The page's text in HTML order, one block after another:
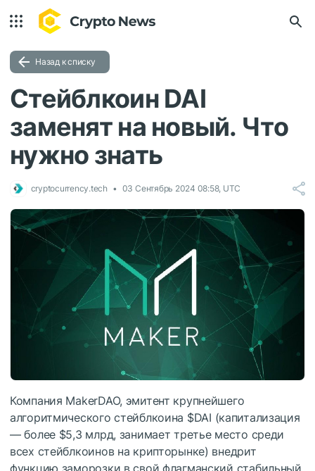
Назад к списку
Стейблкоин DAI
заменят на новый. Что
нужно знать
cryptocurrency.tech 03 Сентябрь 2024 08:58, UTC
Компания MakerDAO, эмитент крупнейшего
алгоритмического стейблкоина $DAI (капитализация
— более $5,3 млрд, занимает третье место среди
всех стейблкоинов на крипторынке) внедрит
функцию заморозки в свой флагманский стабильный